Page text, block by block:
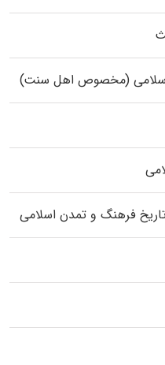
اسلامی (مخصوص اهل سنت)
فرهنگ و تمدن اسلامی